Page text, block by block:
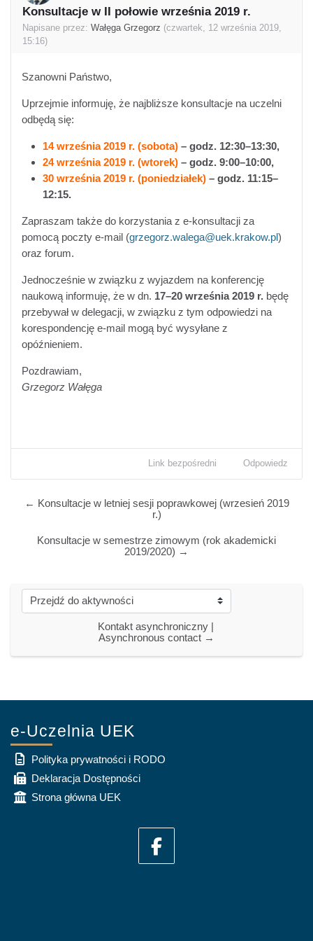
Konsultacje w II połowie września 2019 r.
Napisane przez: Wałęga Grzegorz (czwartek, 12 września 2019,
15:16)
Liczba odpowiedzi: 0
Szanowni Państwo,
Uprzejmie informuję, że najbliższe konsultacje na uczelni
odbędą się:
14 września 2019 r. (sobota) – godz. 12:30–13:30,
24 września 2019 r. (wtorek) – godz. 9:00–10:00,
30 września 2019 r. (poniedziałek) – godz. 11:15–
12:15.
Zapraszam także do korzystania z e-konsultacji za
pomocą poczty e-mail (grzegorz.walega@uek.krakow.pl)
oraz forum.
Jednocześnie w związku z wyjazdem na konferencję
naukową informuję, że w dn. 17–20 września 2019 r. będę
przebywał w delegacji, w związku z tym odpowiedzi na
korespondencję e-mail mogą być wysyłane z
opóźnieniem.
Pozdrawiam,
Grzegorz Wałęga
Link bezpośredni Odpowiedz
← Konsultacje w letniej sesji poprawkowej (wrzesień 2019
r.)
Konsultacje w semestrze zimowym (rok akademicki
2019/2020) →
Przejdź do aktywności
Kontakt asynchroniczny |
Asynchronous contact →
e-Uczelnia UEK
Polityka prywatności i RODO
Deklaracja Dostępności
Strona główna UEK